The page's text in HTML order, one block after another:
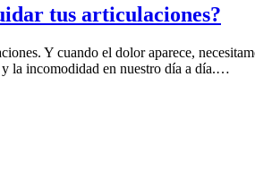
tus articulaciones?
Y cuando el dolor aparece,
la incomodidad en nuestro día a día.…